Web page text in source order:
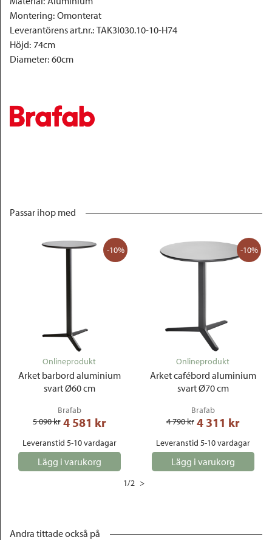
Montering: Omonterat
Leverantörens art.nr.: TAK3I030.10-10-H74
Höjd: 74cm
Diameter: 60cm
Passar ihop med
-10%
Arket barbord aluminium
svart Ø60 cm
Onlineprodukt
Brafab
5 090 kr 4 581 kr
Leveranstid 5-10 vardagar
Lägg i varukorg
-10%
Arket cafébord aluminium
svart Ø70 cm
Onlineprodukt
Brafab
4 790 kr 4 311 kr
Leveranstid 5-10 vardagar
Lägg i varukorg
1/2 >
Andra tittade också på